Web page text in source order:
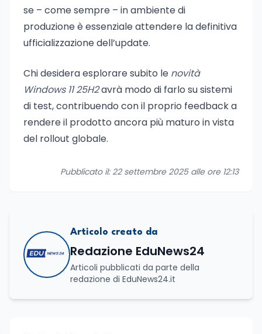
se – come sempre – in ambiente di
produzione è essenziale attendere la definitiva
ufficializzazione dell’update.
Chi desidera esplorare subito le novità
Windows 11 25H2avrà modo di farlo su sistemi
di test, contribuendo con il proprio feedback a
rendere il prodotto ancora più maturo in vista
del rollout globale.
Pubblicato il: 22 settembre 2025 alle ore 12:13
Articolo creato da
Redazione EduNews24
Articoli pubblicati da parte della
redazione di EduNews24.it